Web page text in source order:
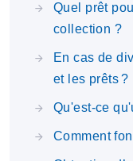
Quel prêt
collection ?
En cas de
et les prêts ?
Qu'est-ce
Comment